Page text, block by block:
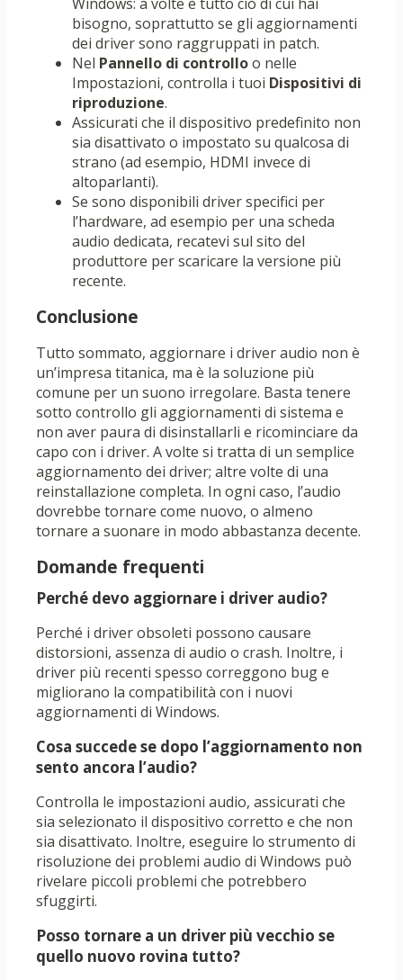
bisogno, soprattutto se gli aggiornamenti
dei driver sono raggruppati in patch.
Nel Pannello di controlloo nelle
Impostazioni, controlla i tuoi Dispositivi di
riproduzione.
Assicurati che il dispositivo predefinito non
sia disattivato o impostato su qualcosa di
strano (ad esempio, HDMI invece di
altoparlanti).
Se sono disponibili driver specifici per
l’hardware, ad esempio per una scheda
audio dedicata, recatevi sul sito del
produttore per scaricare la versione più
recente.
Conclusione
Tutto sommato, aggiornare i driver audio non è
un’impresa titanica, ma è la soluzione più
comune per un suono irregolare. Basta tenere
sotto controllo gli aggiornamenti di sistema e
non aver paura di disinstallarli e ricominciare da
capo con i driver. A volte si tratta di un semplice
aggiornamento dei driver; altre volte di una
reinstallazione completa. In ogni caso, l’audio
dovrebbe tornare come nuovo, o almeno
tornare a suonare in modo abbastanza decente.
Domande frequenti
Perché devo aggiornare i driver audio?
Perché i driver obsoleti possono causare
distorsioni, assenza di audio o crash. Inoltre, i
driver più recenti spesso correggono bug e
migliorano la compatibilità con i nuovi
aggiornamenti di Windows.
Cosa succede se dopo l’aggiornamento non
sento ancora l’audio?
Controlla le impostazioni audio, assicurati che
sia selezionato il dispositivo corretto e che non
sia disattivato. Inoltre, eseguire lo strumento di
risoluzione dei problemi audio di Windows può
rivelare piccoli problemi che potrebbero
sfuggirti.
Posso tornare a un driver più vecchio se
quello nuovo rovina tutto?